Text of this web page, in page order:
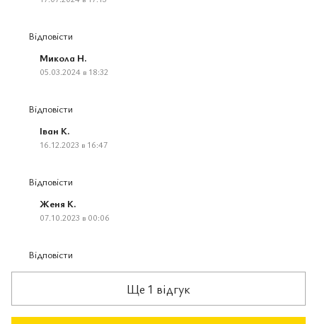
Відповісти
Микола Н.
05.03.2024 в 18:32
Відповісти
Іван К.
16.12.2023 в 16:47
Відповісти
Женя К.
07.10.2023 в 00:06
Відповісти
Ще 1 відгук